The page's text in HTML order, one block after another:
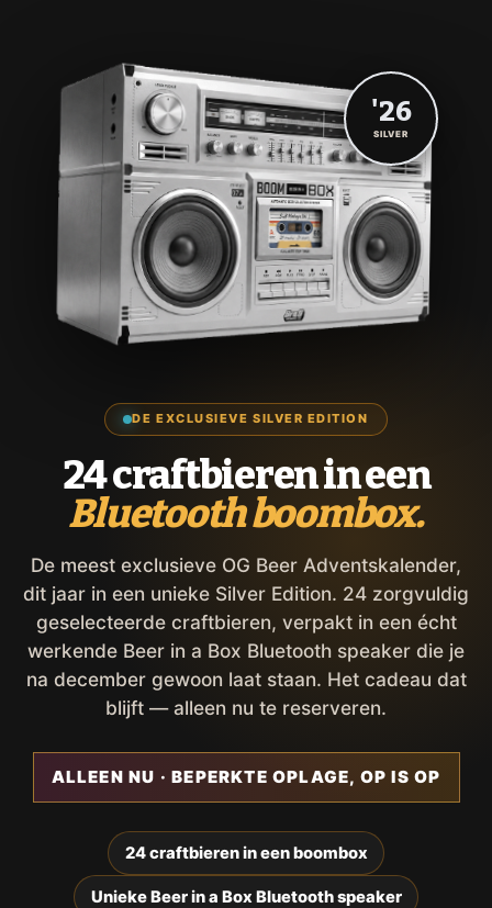
DE EXCLUSIEVE SILVER EDITION
24 craftbieren in een
Bluetooth boombox.
De meest exclusieve OG Beer Adventskalender,
dit jaar in een unieke Silver Edition. 24 zorgvuldig
geselecteerde craftbieren, verpakt in een écht
werkende Beer in a Box Bluetooth speaker die je
na december gewoon laat staan. Het cadeau dat
blijft — alleen nu te reserveren.
ALLEEN NU · BEPERKTE OPLAGE, OP IS OP
24 craftbieren in een boombox
Unieke Beer in a Box Bluetooth speaker
'26
SILVER